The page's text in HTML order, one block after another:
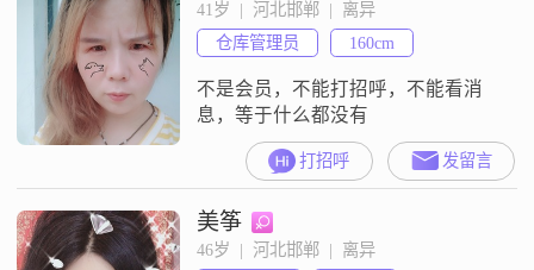
41岁  |  河北邯郸  |  离异
仓库管理员
160cm
不是会员，不能打招呼，不能看消
息，等于什么都没有
打招呼 发留言
美筝
46岁  |  河北邯郸  |  离异